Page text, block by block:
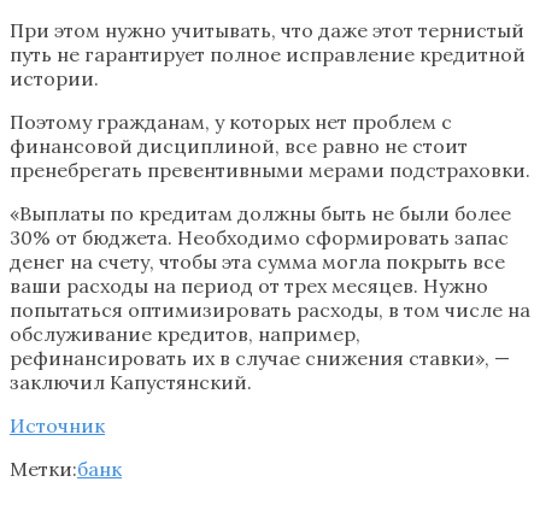
При этом нужно учитывать, что даже этот тернистый
путь не гарантирует полное исправление кредитной
истории.
Поэтому гражданам, у которых нет проблем с
финансовой дисциплиной, все равно не стоит
пренебрегать превентивными мерами подстраховки.
«Выплаты по кредитам должны быть не были более
30% от бюджета. Необходимо сформировать запас
денег на счету, чтобы эта сумма могла покрыть все
ваши расходы на период от трех месяцев. Нужно
попытаться оптимизировать расходы, в том числе на
обслуживание кредитов, например,
рефинансировать их в случае снижения ставки», —
заключил Капустянский.
Источник
Метки:банк